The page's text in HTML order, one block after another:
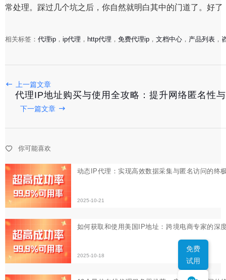
常处理。踩过几个坑之后，你自然就明白其中的门道了。好
相关标签： 代理ip ， ip代理 ， http代理 ， 免费代理ip ， 文档中心 ， 产品列表 ，
上一篇文章
代理IP地址购买与使用全攻略：提升网络匿名性
下一篇文章
你可能喜欢
动态IP代理：实现高效数据采集与匿名访问的终极指南
免费
试用